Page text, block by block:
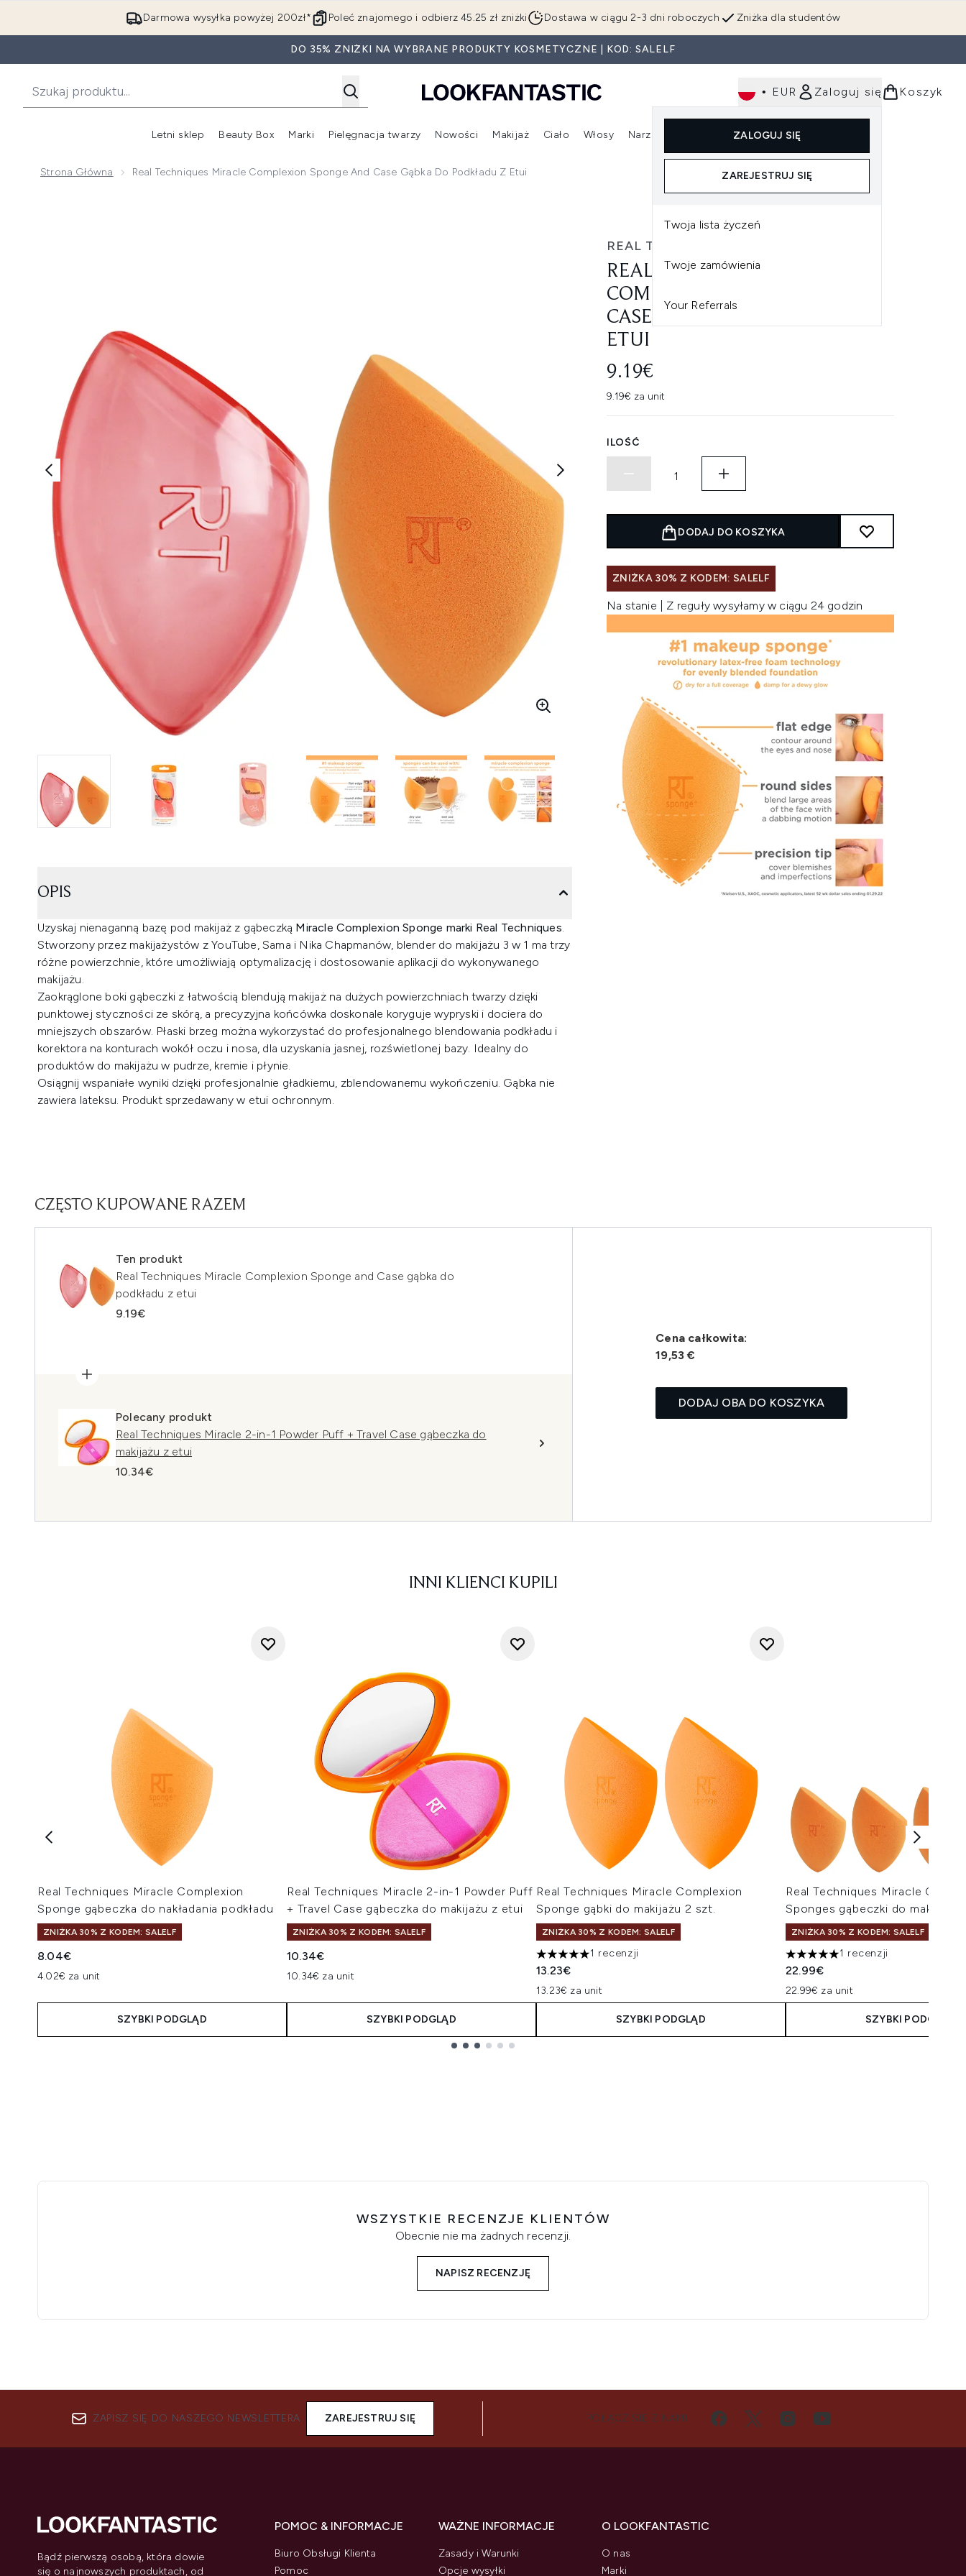
Przejdź do głównej treści
Darmowa wysyłka powyżej 200zł* Zniżka dla studentów
Poleć znajomego i odbierz 45.25 zł zniżki Dostawa w ciągu 2-3 dni roboczych
DO 35% ZNIŻKI NA WYBRANE PRODUKTY KOSMETYCZNE | KOD: SALELF
• EUR Zaloguj się
ZALOGUJ SIĘ
ZAREJESTRUJ SIĘ
Twoja lista życzeń
Twoje zamówienia
Your Referrals
Koszyk
Letni sklep Beauty Box
Wejdź do podmenu (Beauty Box)
Marki
Wejdź do podmenu (Marki)
Pielęgnacja twarzy
Wejdź do podmenu (Pielęgnacja twarzy)
Nowości
Wejdź do podmenu (Nowości)
Makijaż
Wejdź do podmenu (Makijaż)
Ciało Włosy
Wejdź do podmenu (Włosy)
Narzędzia
Wejdź do podmenu (Narzędzia)
Dla mężczyzn
Strona Główna Real Techniques Miracle Complexion Sponge And Case Gąbka Do Podkładu Z Etui
REAL TECHNIQUES
REAL TECHNIQUES MIRACLE
COMPLEXION SPONGE AND
CASE GĄBKA DO PODKŁADU Z
ETUI
9.19€
9.19€ za unit
ILOŚĆ
DODAJ DO KOSZYKA
ZNIŻKA 30% Z KODEM: SALELF
Na stanie | Z reguły wysyłamy w ciągu 24 godzin
OPIS
Uzyskaj nienaganną bazę pod makijaż z gąbeczką Miracle Complexion Sponge marki Real Techniques.
Stworzony przez makijażystów z YouTube, Sama i Nika Chapmanów, blender do makijażu 3 w 1 ma trzy
różne powierzchnie, które umożliwiają optymalizację i dostosowanie aplikacji do wykonywanego
makijażu.
Zaokrąglone boki gąbeczki z łatwością blendują makijaż na dużych powierzchniach twarzy dzięki
punktowej styczności ze skórą, a precyzyjna końcówka doskonale koryguje wypryski i dociera do
mniejszych obszarów. Płaski brzeg można wykorzystać do profesjonalnego blendowania podkładu i
korektora na konturach wokół oczu i nosa, dla uzyskania jasnej, rozświetlonej bazy. Idealny do
produktów do makijażu w pudrze, kremie i płynie.
Osiągnij wspaniałe wyniki dzięki profesjonalnie gładkiemu, zblendowanemu wykończeniu. Gąbka nie
zawiera lateksu. Produkt sprzedawany w etui ochronnym.
CZĘSTO KUPOWANE RAZEM
Ten produkt
Real Techniques Miracle Complexion Sponge and Case gąbka do
podkładu z etui
9.19€
Polecany produkt
Real Techniques Miracle 2-in-1 Powder Puff + Travel Case gąbeczka do
makijażu z etui
10.34€
Cena całkowita:
19,53 €
DODAJ OBA DO KOSZYKA
INNI KLIENCI KUPILI
Real Techniques Miracle Complexion
Sponge gąbeczka do nakładania podkładu
ZNIŻKA 30% Z KODEM: SALELF
8.04€
4.02€ za unit
SZYBKI PODGLĄD
Real Techniques Miracle 2-in-1 Powder Puff
+ Travel Case gąbeczka do makijażu z etui
ZNIŻKA 30% Z KODEM: SALELF
10.34€
10.34€ za unit
SZYBKI PODGLĄD
Real Techniques Miracle Complexion
Sponge gąbki do makijażu 2 szt.
ZNIŻKA 30% Z KODEM: SALELF
5 gwiazdek na maksymalnie 5
1 recenzji
13.23€
13.23€ za unit
SZYBKI PODGLĄD
Real Techniques Miracle
Sponges gąbeczki do makijażu
ZNIŻKA 30% Z KODEM: SALELF
5 gwiazdek na maksymalnie 5
1 recenzji
22.99€
22.99€ za unit
SZYBKI PODGLĄD
WSZYSTKIE RECENZJE KLIENTÓW
Obecnie nie ma żadnych recenzji.
NAPISZ RECENZJĘ
ZAPISZ SIĘ DO NASZEGO NEWSLETTERA ZAREJESTRUJ SIĘ POŁĄCZ SIĘ Z NAMI
Bądź pierwszą osobą, która dowie
się o najnowszych produktach, od
POMOC & INFORMACJE
Biuro Obsługi Klienta
Pomoc
WAŻNE INFORMACJE
Zasady i Warunki
Opcje wysyłki
O LOOKFANTASTIC
O nas
Marki